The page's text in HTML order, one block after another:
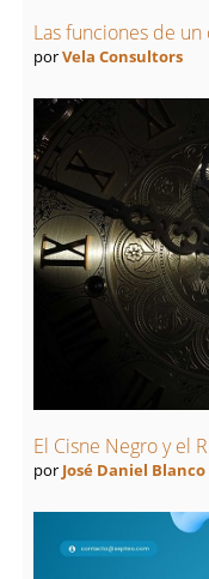
Las funciones de
porVela Consultors
El Cisne Negro y el
por José Daniel